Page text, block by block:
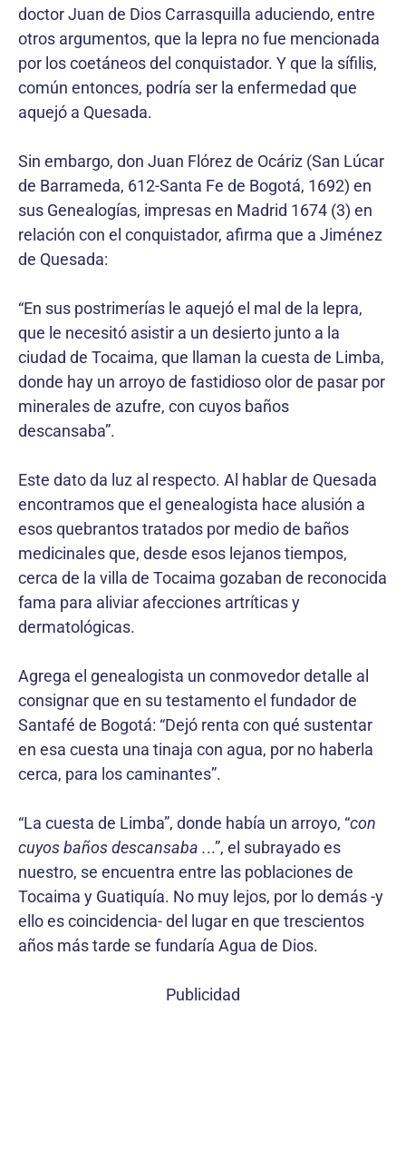
doctor Juan de Dios Carrasquilla aduciendo, entre
otros argumentos, que la lepra no fue mencionada
por los coetáneos del conquistador. Y que la sífilis,
común entonces, podría ser la enfermedad que
aquejó a Quesada.
Sin embargo, don Juan Flórez de Ocáriz (San Lúcar
de Barrameda, 612-Santa Fe de Bogotá, 1692) en
sus Genealogías, impresas en Madrid 1674 (3) en
relación con el conquistador, afirma que a Jiménez
de Quesada:
“En sus postrimerías le aquejó el mal de la lepra,
que le necesitó asistir a un desierto junto a la
ciudad de Tocaima, que llaman la cuesta de Limba,
donde hay un arroyo de fastidioso olor de pasar por
minerales de azufre, con cuyos baños
descansaba”.
Este dato da luz al respecto. Al hablar de Quesada
encontramos que el genealogista hace alusión a
esos quebrantos tratados por medio de baños
medicinales que, desde esos lejanos tiempos,
cerca de la villa de Tocaima gozaban de reconocida
fama para aliviar afecciones artríticas y
dermatológicas.
Agrega el genealogista un conmovedor detalle al
consignar que en su testamento el fundador de
Santafé de Bogotá: “Dejó renta con qué sustentar
en esa cuesta una tinaja con agua, por no haberla
cerca, para los caminantes”.
“La cuesta de Limba”, donde había un arroyo, “con
cuyos baños descansaba ...”, el subrayado es
nuestro, se encuentra entre las poblaciones de
Tocaima y Guatiquía. No muy lejos, por lo demás -y
ello es coincidencia- del lugar en que trescientos
años más tarde se fundaría Agua de Dios.
Publicidad